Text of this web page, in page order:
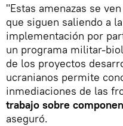
"Estas amenazas se
que siguen saliendo a
implementación por
un programa militar-
de los proyectos
ucranianos permite
inmediaciones de las
trabajo sobre
aseguró.